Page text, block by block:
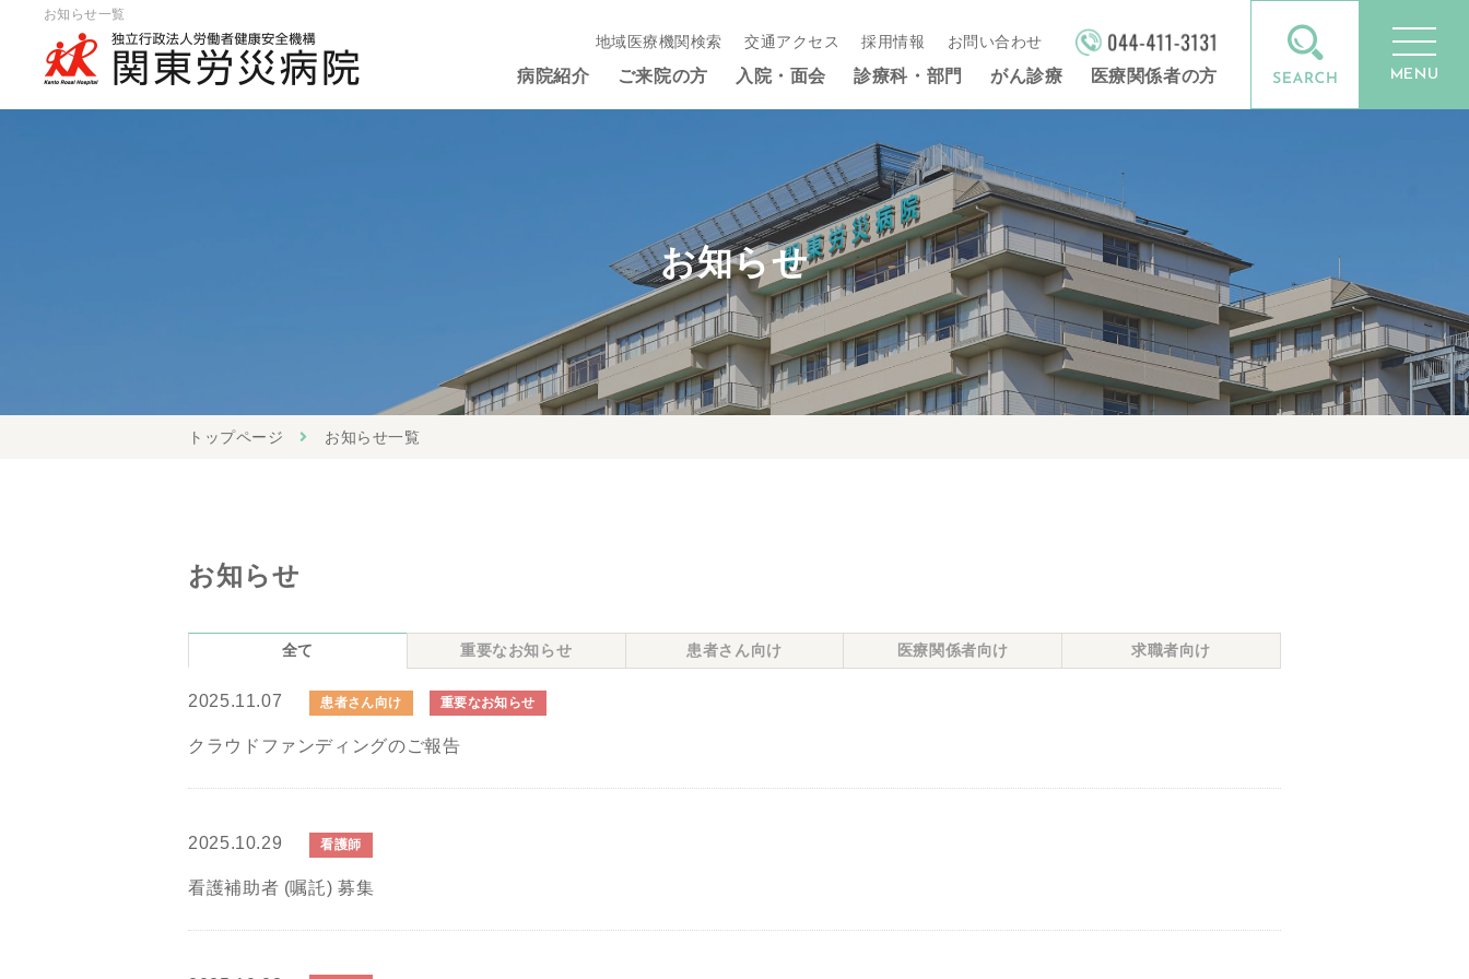
お知らせ一覧
地域医療機関検索 交通アクセス 採用情報 お問い合わせ
病院紹介 ご来院の方 入院・面会 診療科・部門 がん診療 医療関係者の方 MENU
お知らせ
トップページ お知らせ一覧
お知らせ
全て 重要なお知らせ 患者さん向け 医療関係者向け 求職者向け
2025.11.07 患者さん向け 重要なお知らせ
クラウドファンディングのご報告
2025.10.29 看護師
看護補助者 (嘱託) 募集